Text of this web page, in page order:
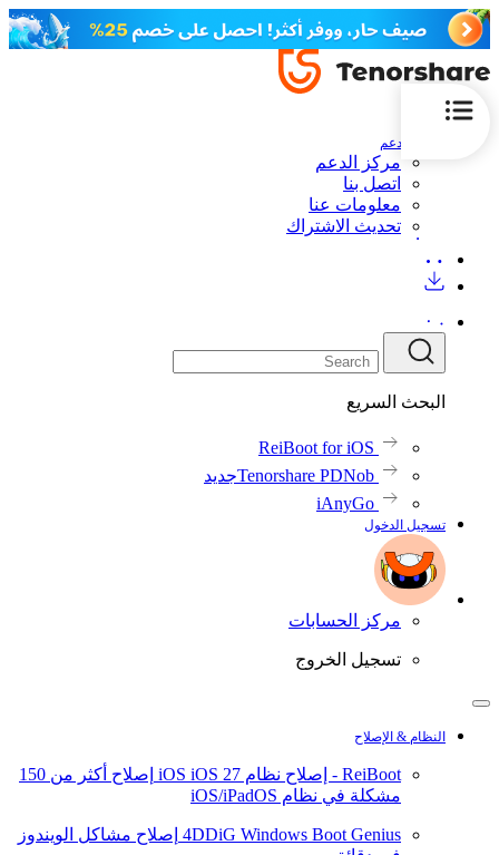
الدعم
مركز الدعم
اتصل بنا
معلومات عنا
تحديث الاشتراك
البحث السريع
ReiBoot for iOS
Tenorshare PDNobجديد
iAnyGo
تسجيل الدخول
مركز الحسابات
تسجيل الخروج
النظام & الإصلاح
ReiBoot - إصلاح نظام iOS iOS 27
إصلاح أكثر من 150
مشكلة في نظام iOS/iPadOS
4DDiG Windows Boot Genius إصلاح مشاكل الويندوز